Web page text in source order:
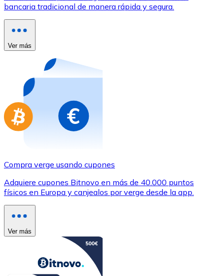
Utiliza tarjetas Visa y Mastercard para comprar
Comprar con tarjeta
Compra tarjetas regalo de tus marcas favoritas con
Ir a la tienda de tarjetas regalo
bancaria tradicional de manera rápida y segura.
Ver más
Compra verge usando cupones
Adquiere cupones Bitnovo en más de 40.000 puntos
físicos en Europa y canjealos por verge desde la app.
Ver más